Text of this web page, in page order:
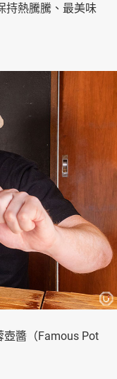
持熱騰騰、最美味
壺醬（Famous Pot